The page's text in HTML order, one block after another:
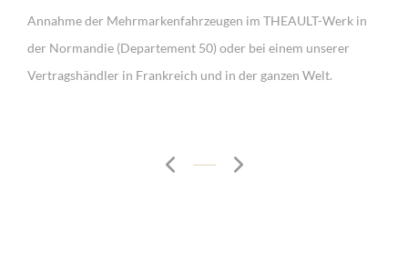
Annahme der Mehrmarkenfahrzeugen im THEAULT-Werk in
der Normandie (Departement 50) oder bei einem unserer
Vertragshändler in Frankreich und in der ganzen Welt.